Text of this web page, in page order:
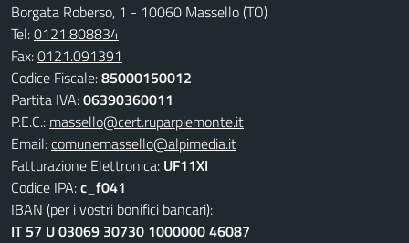
Borgata Roberso, 1 - 10060 Massello (TO)
Tel:0121.808834
Fax:0121.091391
Codice Fiscale:85000150012
Partita IVA:06390360011
P.E.C.: massello@cert.ruparpiemonte.it
Email:comunemassello@alpimedia.it
Fatturazione Elettronica: UF11XI
Codice IPA:c_f041
IBAN (per i vostri bonifici bancari):
IT 57 U 03069 30730 1000000 46087